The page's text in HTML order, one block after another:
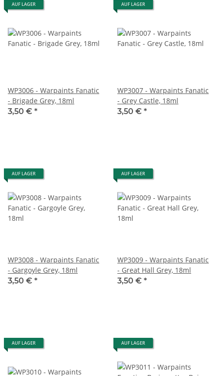
AUF LAGER
WP3006 - Warpaints Fanatic
- Brigade Grey, 18ml
3,50 € *
AUF LAGER
WP3007 - Warpaints Fanatic
- Grey Castle, 18ml
3,50 € *
AUF LAGER
WP3008 - Warpaints Fanatic
- Gargoyle Grey, 18ml
3,50 € *
AUF LAGER
WP3009 - Warpaints Fanatic
- Great Hall Grey, 18ml
3,50 € *
AUF LAGER AUF LAGER